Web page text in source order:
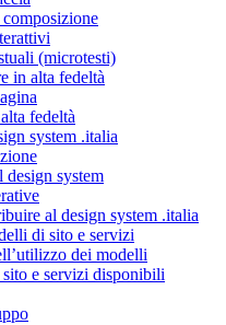
(microtesti)
in alta fedeltà
fedeltà
system .italia
system
al design system .italia
di sito e servizi
dei modelli
e servizi disponibili